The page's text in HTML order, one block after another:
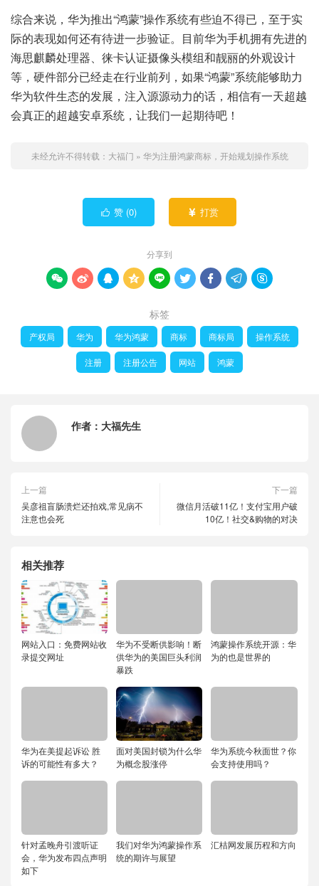
综合来说，华为推出“鸿蒙”操作系统有些迫不得已，至于实
际的表现如何还有待进一步验证。目前华为手机拥有先进的
海思麒麟处理器、徕卡认证摄像头模组和靓丽的外观设计
等，硬件部分已经走在行业前列，如果“鸿蒙”系统能够助力
华为软件生态的发展，注入源源动力的话，相信有一天超越
会真正的超越安卓系统，让我们一起期待吧！
未经允许不得转载： 大福门 » 华为注册鸿蒙商标，开始规划操作系统
 赞 (0)  打赏
分享到
        
标签
产权局 华为 华为鸿蒙 商标 商标局 操作系统
注册 注册公告 网站 鸿蒙
作者： 大福先生
上一篇
吴彦祖盲肠溃烂还拍戏,常见病不
注意也会死
下一篇
微信月活破11亿！支付宝用户破
10亿！社交&购物的对决
相关推荐
网站入口：免费网站收
录提交网址
华为不受断供影响！断
供华为的美国巨头利润
暴跌
鸿蒙操作系统开源：华
为的也是世界的
华为在美提起诉讼 胜
诉的可能性有多大？
面对美国封锁为什么华
为概念股涨停
华为系统今秋面世？你
会支持使用吗？
针对孟晚舟引渡听证
会，华为发布四点声明
如下
我们对华为鸿蒙操作系
统的期许与展望
汇桔网发展历程和方向